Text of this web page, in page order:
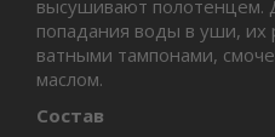
высушивают полотенцем.
попадания воды в уши, их
ватными тампонами,
маслом.
Состав